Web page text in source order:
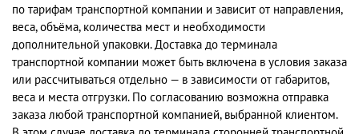
по тарифам транспортной компании и зависит от направления,
веса, объёма, количества мест и необходимости
дополнительной упаковки. Доставка до терминала
транспортной компании может быть включена в условия заказа
или рассчитываться отдельно — в зависимости от габаритов,
веса и места отгрузки. По согласованию возможна отправка
заказа любой транспортной компанией, выбранной клиентом.